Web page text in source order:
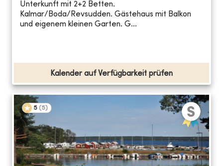
Unterkunft mit 2+2 Betten.
Kalmar/Boda/Revsudden. Gästehaus mit Balkon
und eigenem kleinen Garten. G...
Kalender auf Verfügbarkeit prüfen
5 (5)